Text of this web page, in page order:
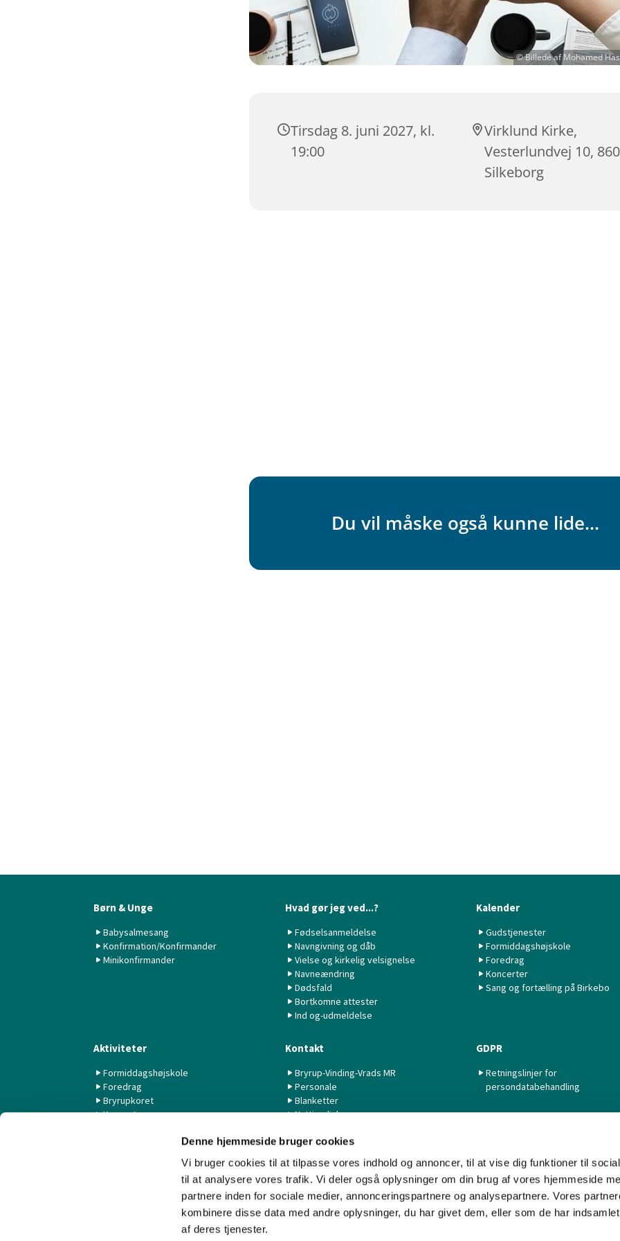
Denne hjemmeside bruger cookies
Vi bruger cookies til at tilpasse vores indhold og annoncer, til at vise dig funktioner til
til at analysere vores trafik. Vi deler også oplysninger om din brug af vores hjemmeside
partnere inden for sociale medier, annonceringspartnere og analysepartnere. Vores
kombinere disse data med andre oplysninger, du har givet dem, eller som de har
af deres tjenester.
© Billede af Mohamed
Tirsdag 8. juni 2027, kl.
19:00
Virklund Kirke,
Vesterlundvej 10,
Silkeborg
Du vil måske også kunne lide...
Børn & Unge
Babysalmesang
Konfirmation/Konfirmander
Minikonfirmander
Hvad gør jeg ved...?
Fødselsanmeldelse
Navngivning og dåb
Vielse og kirkelig velsignelse
Navneændring
Dødsfald
Bortkomne attester
Ind og-udmeldelse
Kalender
Gudstjenester
Formiddagshøjskole
Foredrag
Koncerter
Sang og fortælling på Birkebo
Aktiviteter
Formiddagshøjskole
Foredrag
Bryrupkoret
Koncerter
Livestream fra Aarhus Universitet
Kontakt
Bryrup-Vinding-Vrads MR
Personale
Blanketter
Nyttige links
GDPR
Retningslinjer for
persondatabehandling
Kontakt Cookiepolitik Imprint Tilgængelighedserklæring